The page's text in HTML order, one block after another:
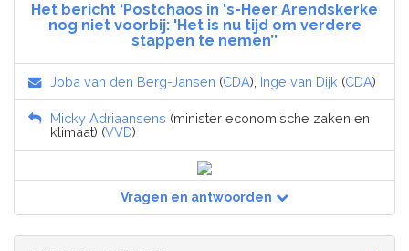
Het bericht ‘Postchaos in 's-Heer Arendskerke
nog niet voorbij: 'Het is nu tijd om verdere
stappen te nemen’’
Joba van den Berg-Jansen (CDA), Inge van Dijk (CDA)
Micky Adriaansens (minister economische zaken en
klimaat) (VVD)
Vragen en antwoorden